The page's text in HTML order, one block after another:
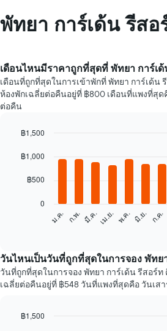
พัทยา การ์เด้น รีสอ
เดือนไหนมีราคาถูกที่สุดที่ พัทยา การ์เ
เดือนที่ถูกที่สุดในการเข้าพักที่ พัทยา การ์เด้น
ห้องพักเฉลี่ยต่อคืนอยู่ที่ ฿800 เดือนที่แพงที่สุ
ต่อคืน
chart
bars.
แผนภูมิ
แสดง
ราคา
เฉลี่ย
ของ
พัก
graphic.
ม.ค. ก.พ. มี.ค.เม.ย. พ.ค. มิ.ย. ก.ค.
0
฿500
฿1,000
฿1,500
วันไหนเป็นวันที่ถูกที่สุดในการจอง พัทย
วันที่ถูกที่สุดในการจอง พัทยา การ์เด้น รีสอร์
เฉลี่ยต่อคืนอยู่ที่ ฿548 วันที่แพงที่สุดคือ วันเสา
฿1,500